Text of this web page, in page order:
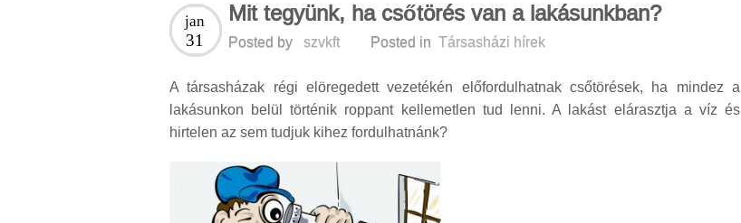
Mit tegyünk, ha csőtörés van a lakásunkban?
jan
31 Posted by szvkft Posted in Társasházi hírek
A társasházak régi elöregedett vezetékén előfordulhatnak csőtörések, ha mindez a
lakásunkon belül történik roppant kellemetlen tud lenni. A lakást elárasztja a víz és
hirtelen az sem tudjuk kihez fordulhatnánk?